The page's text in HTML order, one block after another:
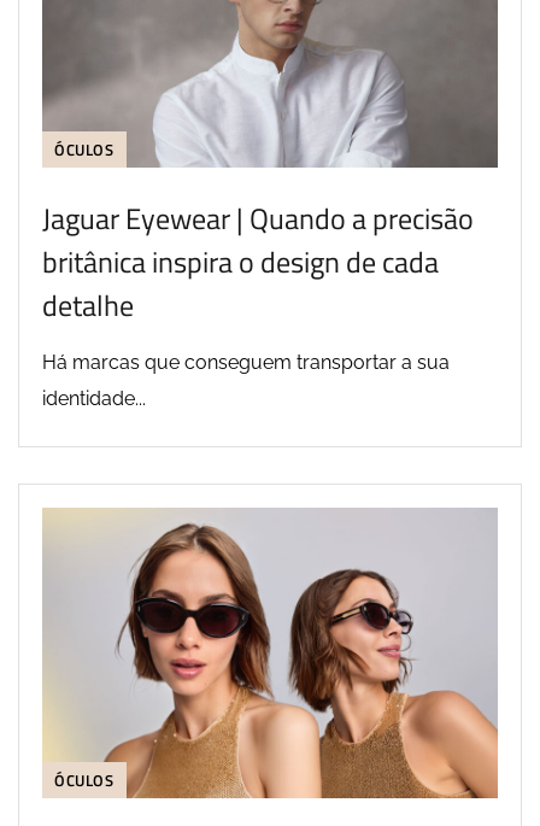
ÓCULOS
Jaguar Eyewear | Quando a precisão
britânica inspira o design de cada
detalhe
Há marcas que conseguem transportar a sua
identidade...
ÓCULOS